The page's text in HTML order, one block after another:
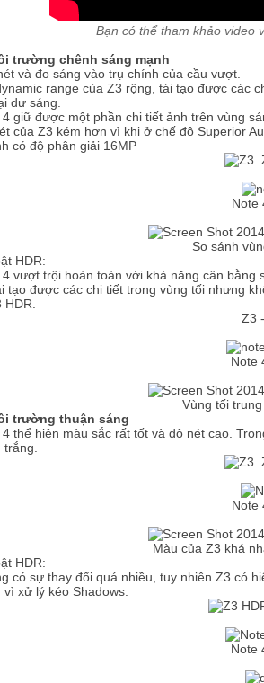
Bạn có thể tham khảo video
trường chênh sáng mạnh
và đo sáng vào trụ chính của cầu vượt.
range của Z3 rộng, tái tạo được các
dư sáng.
4 giữ được một phần chi tiết ảnh trên vùng
của Z3 kém hơn vì khi ở chế độ Superior
có độ phân giải 16MP
Note
So sánh
HDR:
4 vượt trội hoàn toàn với khả năng cân bằng
tạo được các chi tiết trong vùng tối nhưng
Z3
Note
Vùng tối
trường thuận sáng
4 thể hiện màu sắc rất tốt và độ nét cao.
trắng.
Note
Màu của Z3 khá
HDR:
có sự thay đổi quá nhiều, tuy nhiên Z3 có
vì xử lý kéo Shadows.
Note